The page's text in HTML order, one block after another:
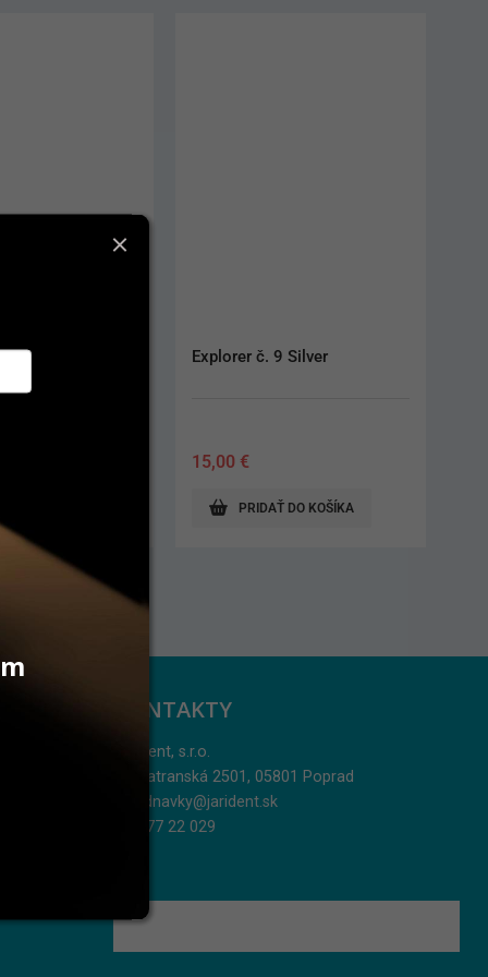
Silver
DO KOŠÍKA
Držiak zrkadielka Ergoform
5,50€
PRIDAŤ DO KOŠÍKA
KONTAKTY
Jarident, s.r.o.
Podtatranská 2501, 05801 Poprad
objednavky@jarident.sk
052/77 22 029